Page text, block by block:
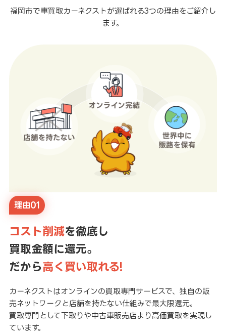
福岡市で車買取カーネクストが選ばれる3つの理由をご紹介し
ます。
理由01
コスト削減を徹底し
買取金額に還元。
だから高く買い取れる!
カーネクストはオンラインの買取専門サービスで、独自の販
売ネットワークと店舗を持たない仕組みで最大限還元。
買取専門として下取りや中古車販売店より高価買取を実現し
ています。